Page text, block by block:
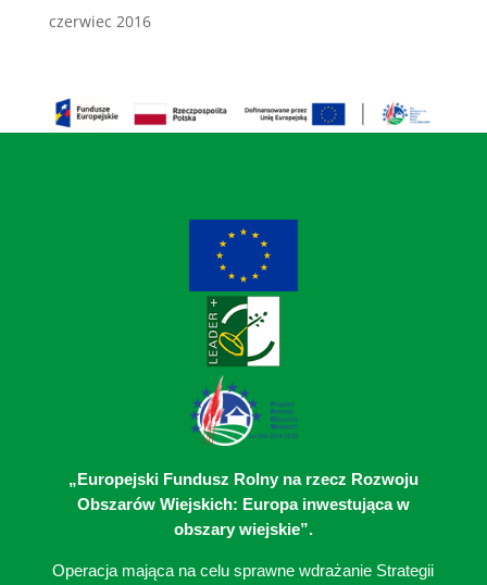
czerwiec 2016
„Europejski Fundusz Rolny na rzecz Rozwoju
Obszarów Wiejskich: Europa inwestująca w
obszary wiejskie”.
Operacja mająca na celu sprawne wdrażanie Strategii